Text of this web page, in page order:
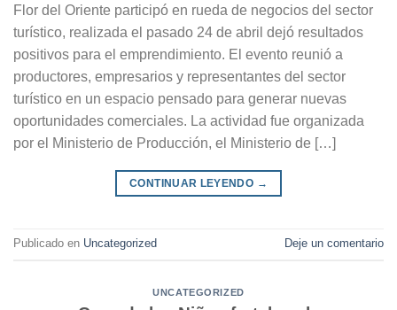
Flor del Oriente participó en rueda de negocios del sector
turístico, realizada el pasado 24 de abril dejó resultados
positivos para el emprendimiento. El evento reunió a
productores, empresarios y representantes del sector
turístico en un espacio pensado para generar nuevas
oportunidades comerciales. La actividad fue organizada
por el Ministerio de Producción, el Ministerio de […]
CONTINUAR LEYENDO →
Publicado en Uncategorized Deje un comentario
UNCATEGORIZED